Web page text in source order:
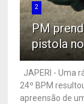
2
PM
pistola
JAPERI - Uma
24º BPM
apreensão de